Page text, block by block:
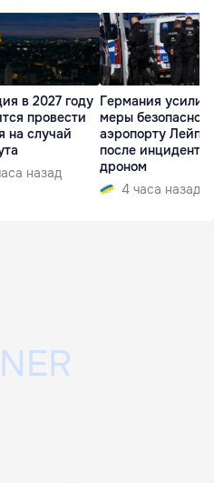
в 2027 году
провести
на случай
назад
Германия усилит
меры
аэропорту
после инцидента
дроном
4 часа назад